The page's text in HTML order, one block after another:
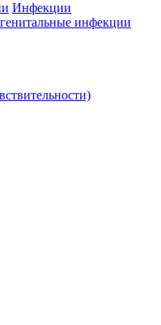
Инфекции
инфекции